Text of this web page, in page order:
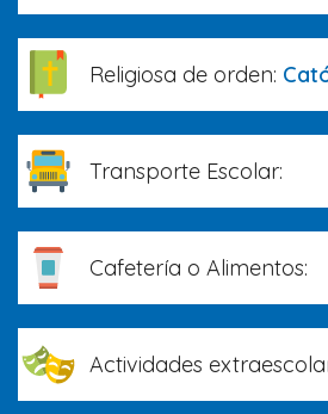
Religiosa de orden:
Transporte Escolar:
Cafetería o Alimentos:
Actividades